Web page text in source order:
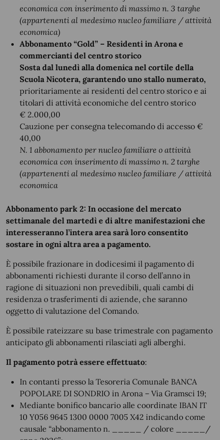
economica con inserimento di massimo n. 3 targhe
(appartenenti al medesimo nucleo familiare / attività
economica)
Abbonamento “Gold” – Residenti in Arona e
commercianti del centro storico
Sosta dal lunedì alla domenica nel cortile della
Scuola Nicotera, garantendo uno stallo numerato,
prioritariamente ai residenti del centro storico e ai
titolari di attività economiche del centro storico
€ 2.000,00
Cauzione per consegna telecomando di accesso €
40,00
N. 1 abbonamento per nucleo familiare o attività
economica con inserimento di massimo n. 2 targhe
(appartenenti al medesimo nucleo familiare / attività
economica
Abbonamento park 2: In occasione del mercato
settimanale del martedì e di altre manifestazioni che
interesseranno l’intera area sarà loro consentito
sostare in ogni altra area a pagamento.
È possibile frazionare in dodicesimi il pagamento di
abbonamenti richiesti durante il corso dell’anno in
ragione di situazioni non prevedibili, quali cambi di
residenza o trasferimenti di aziende, che saranno
oggetto di valutazione del Comando.
È possibile rateizzare su base trimestrale con pagamento
anticipato gli abbonamenti rilasciati agli alberghi.
Il pagamento potrà essere effettuato:
In contanti presso la Tesoreria Comunale BANCA
POPOLARE DI SONDRIO in Arona – Via Gramsci 19;
Mediante bonifico bancario alle coordinate IBAN IT
10 Y056 9645 1300 0000 7005 X42 indicando come
causale “abbonamento n. _____ / colore _____/